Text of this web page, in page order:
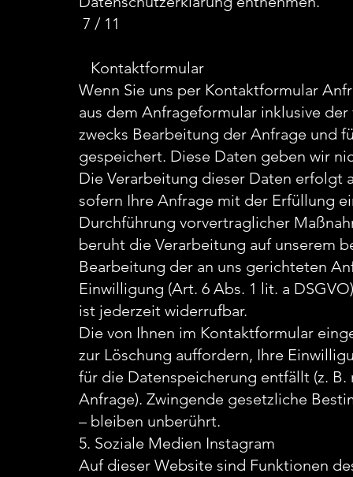
7 / 11
Kontaktformular
Wenn Sie uns per Kontaktformular
aus dem Anfrageformular inklusive
zwecks Bearbeitung der Anfrage und
gespeichert. Diese Daten geben wir
Die Verarbeitung dieser Daten erfolgt
sofern Ihre Anfrage mit der Erfüllung
Durchführung vorvertraglicher
beruht die Verarbeitung auf unserem
Bearbeitung der an uns gerichteten
Einwilligung (Art. 6 Abs. 1 lit. a
ist jederzeit widerrufbar.
Die von Ihnen im Kontaktformular
zur Löschung auffordern, Ihre
für die Datenspeicherung entfällt (z.
Anfrage). Zwingende gesetzliche
– bleiben unberührt.
5. Soziale Medien Instagram
Auf dieser Website sind Funktionen